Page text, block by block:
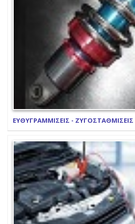
ΕΥΘΥΓΡΑΜΜΙΣΕΙΣ - ΖΥΓΟΣΤΑΘΜΙΣΕΙΣ